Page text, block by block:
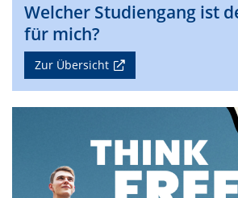
Welcher Studiengang ist
für mich?
Zur Übersicht